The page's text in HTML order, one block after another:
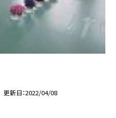
更新日 2022/04/08